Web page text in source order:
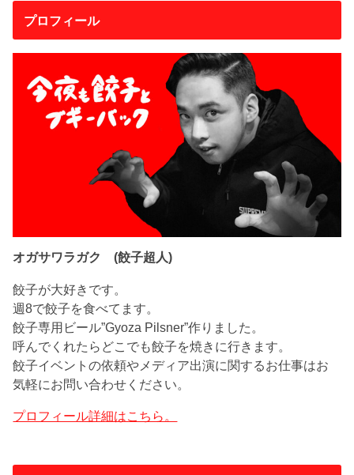
プロフィール
オガサワラガク (餃子超人)
餃子が大好きです。
週8で餃子を食べてます。
餃子専用ビール”Gyoza Pilsner”作りました。
呼んでくれたらどこでも餃子を焼きに行きます。
餃子イベントの依頼やメディア出演に関するお仕事はお
気軽にお問い合わせください。
プロフィール詳細はこちら。